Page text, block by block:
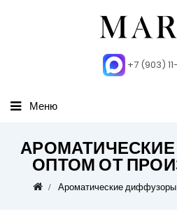
+7 (903)
Меню
ОПТОМ ОТ
Ароматические диффузоры